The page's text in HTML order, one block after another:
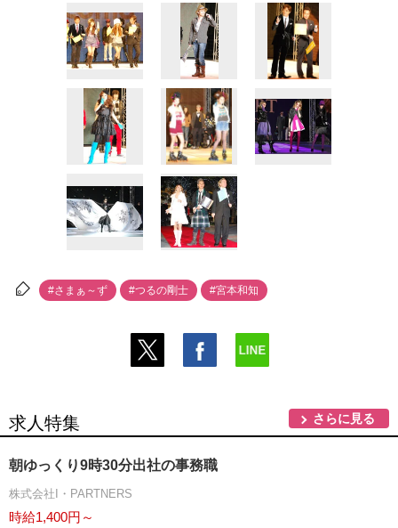
#さまぁ～ず #つるの剛士 #宮本和知
求人特集 さらに見る
朝ゆっくり9時30分出社の事務職
株式会社I・PARTNERS
時給1,400円～